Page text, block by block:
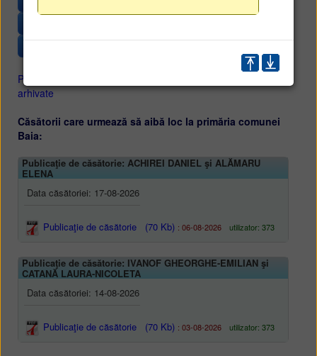
Publicaţii de căsătorii curente
arhivate
Căsătorii care urmează să aibă loc la primăria comunei
Baia:
Publicaţie de căsătorie: ACHIREI DANIEL şi ALĂMARU
ELENA
Data căsătoriei: 17-08-2026
Publicaţie de căsătorie (70 Kb) : 06-08-2026 utilizator: 373
Publicaţie de căsătorie: IVANOF GHEORGHE-EMILIAN şi
CATANĂ LAURA-NICOLETA
Data căsătoriei: 14-08-2026
Publicaţie de căsătorie (70 Kb) : 03-08-2026 utilizator: 373